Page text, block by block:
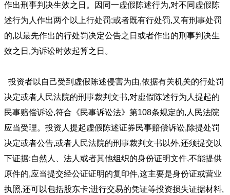
作出刑事判决生效之日。因同一虚假陈述行为,对不同虚假陈
述行为人作出两个以上行处罚;或者既有行处罚,又有刑事处罚
的,以最先作出的行处罚决定公告之日或者作出的刑事判决生
效之日,为诉讼时效起算之日。
投资者以自己受到虚假陈述侵害为由,依据有关机关的行处罚
决定或者人民法院的刑事裁判文书,对虚假陈述行为人提起的
民事赔偿诉讼,符合《民事诉讼法》第108条规定的,人民法院
应当受理。投资人提起虚假陈述证券民事赔偿诉讼,除提处罚
决定或者公告,或者人民法院的刑事裁判文书以外,还须提交以
下证据:自然人、法人或者其他组织的身份证明文件,不能提供
原件的,应当提交经公证证明的复印件,这主要是身份证或营业
执照,还可以包括股东卡;进行交易的凭证等投资损失证据材料,